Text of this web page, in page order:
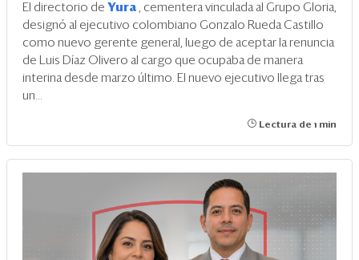
El directorio de Yura
, cementera vinculada al Grupo Gloria,
designó al ejecutivo colombiano Gonzalo Rueda Castillo
como nuevo gerente general, luego de aceptar la renuncia
de Luis Díaz Olivero al cargo que ocupaba de manera
interina desde marzo último. El nuevo ejecutivo llega tras
un...
Lectura de 1 min